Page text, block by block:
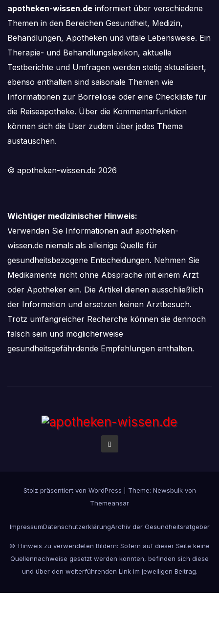
apotheken-wissen.de informiert über verschiedene
Themen in den Bereichen Gesundheit, Medizin,
Behandlungen, Apotheken und vitale Lebensweise. Ein
Therapie- und Behandlungslexikon, aktuelle
Testberichte und Umfragen werden stetig aktualisiert,
ebenso enthalten sind saisonale Themen wie
Informationen zur Borreliose oder eine Checkliste für
die Reiseapotheke. Über die Kommentarfunktion
können sich die User zudem über jedes Thema
austauschen.
© apotheken-wissen.de 2026
Wichtiger medizinischer Hinweis:
Verwenden Sie Informationen auf apotheken-
wissen.de niemals als alleinige Quelle für
gesundheitsbezogene Entscheidungen. Nehmen Sie
Medikamente nicht ohne Absprache mit einem Arzt
oder Apotheker ein. Die Artikel dienen ausschließlich
der Information und ersetzen keinen Arztbesuch.
Trotz umfangreicher Recherche können sie dennoch
falsch sein und möglicherweise
gesundheitsgefährdende Empfehlungen enthalten.
Stolz präsentiert von WordPress Theme: Newsbulkvon
Themeansar
ImpressumDatenschutzerklärungArchiv der Gesundheitsratgeber
©-Hinweis zu verwendeten Bildern: Sofern auf dieser Seite keine
Quellennachweise gesetzt werden konnten, befinden sich diese
und über den weiterführenden Link im jeweiligen Beitrag.